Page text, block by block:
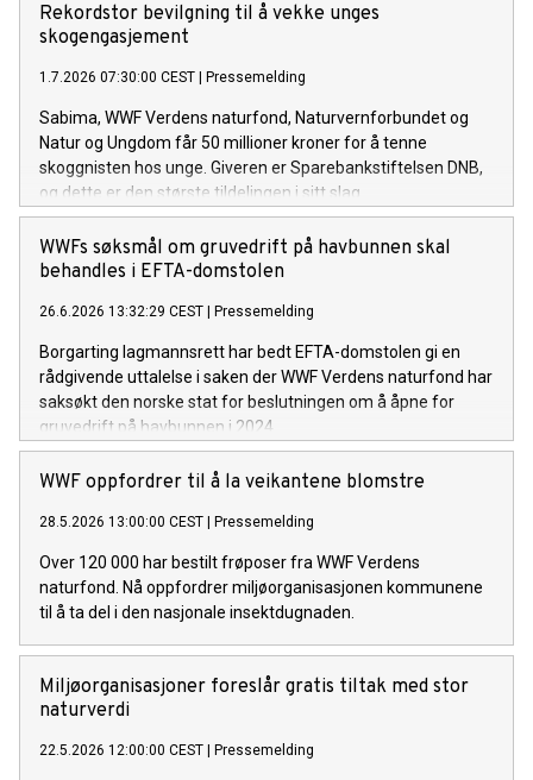
Rekordstor bevilgning til å vekke unges
skogengasjement
1.7.2026 07:30:00 CEST Pressemelding
Sabima, WWF Verdens naturfond, Naturvernforbundet og
Natur og Ungdom får 50 millioner kroner for å tenne
skoggnisten hos unge. Giveren er Sparebankstiftelsen DNB,
og dette er den største tildelingen i sitt slag.
WWFs søksmål om gruvedrift på havbunnen skal
behandles i EFTA-domstolen
26.6.2026 13:32:29 CEST Pressemelding
Borgarting lagmannsrett har bedt EFTA-domstolen gi en
rådgivende uttalelse i saken der WWF Verdens naturfond har
saksøkt den norske stat for beslutningen om å åpne for
gruvedrift på havbunnen i 2024.
WWF oppfordrer til å la veikantene blomstre
28.5.2026 13:00:00 CEST Pressemelding
Over 120 000 har bestilt frøposer fra WWF Verdens
naturfond. Nå oppfordrer miljøorganisasjonen kommunene
til å ta del i den nasjonale insektdugnaden.
Miljøorganisasjoner foreslår gratis tiltak med stor
naturverdi
22.5.2026 12:00:00 CEST Pressemelding